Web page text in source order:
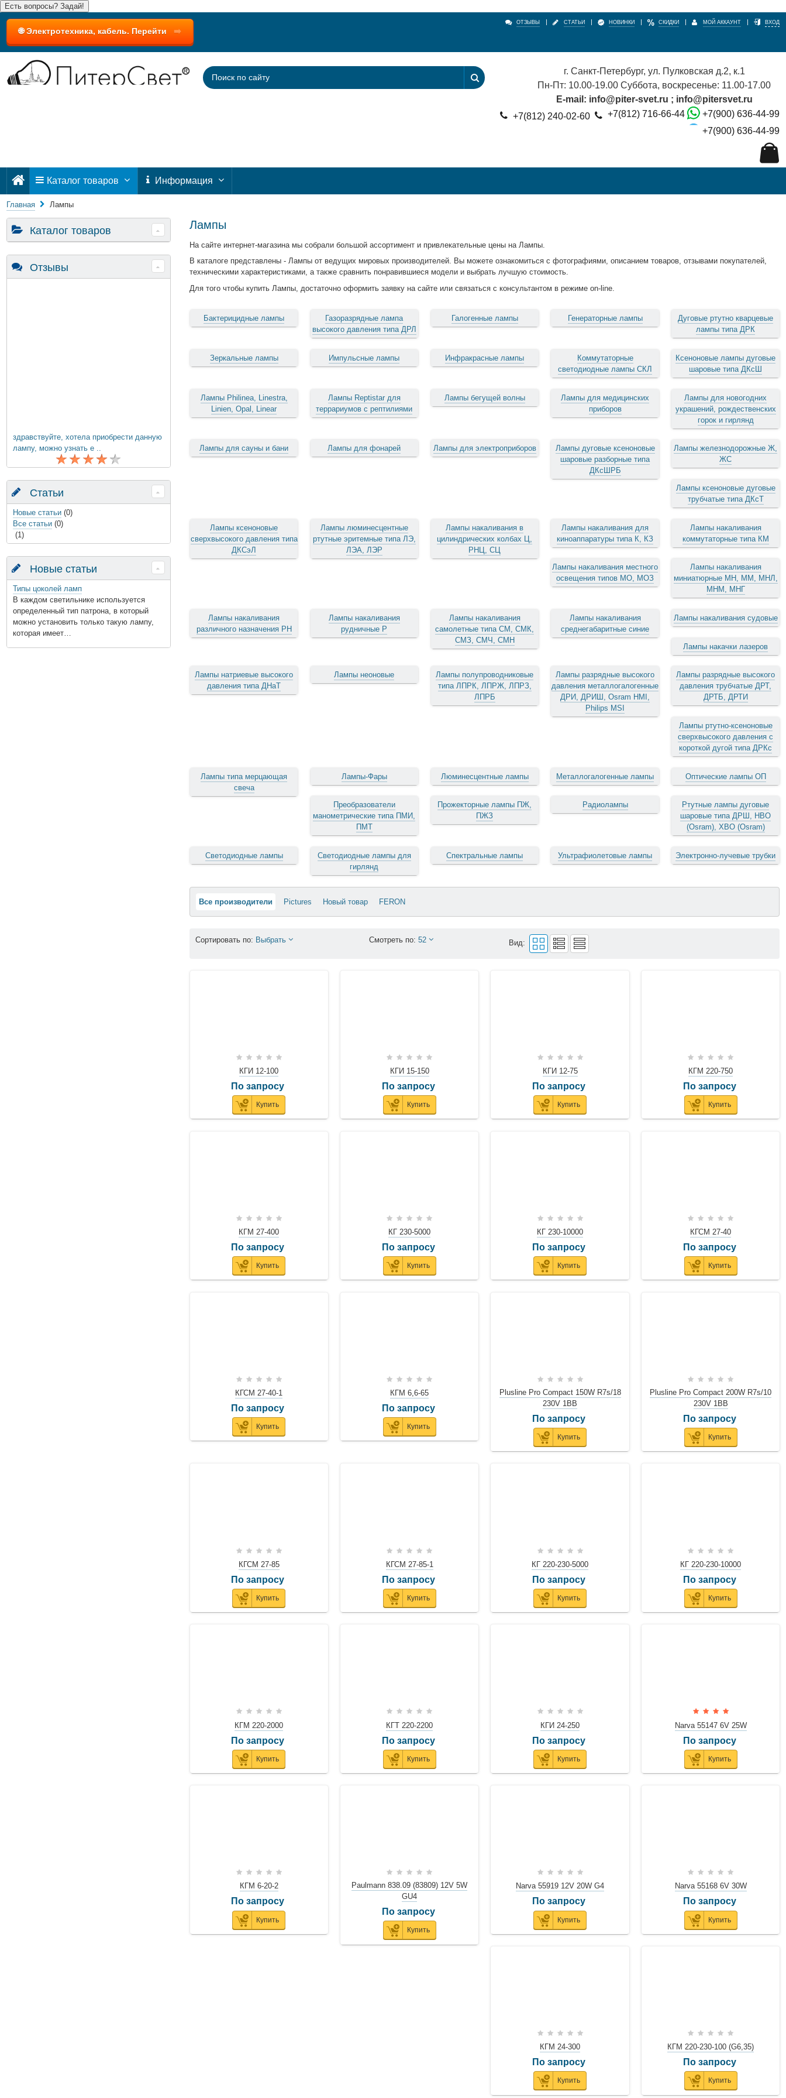
Есть вопросы? Задай!
🌐 Электротехника, кабель. Перейти ➡️
ОТЗЫВЫ СТАТЬИ НОВИНКИ СКИДКИ МОЙ АККАУНТ ВХОД
г. Санкт-Петербург, ул. Пулковская д.2, к.1
Пн-Пт: 10.00-19.00 Суббота, воскресенье: 11.00-17.00
E-mail: info@piter-svet.ru ; info@pitersvet.ru
+7(812) 240-02-60
+7(812) 716-66-44
+7(900) 636-44-99
+7(900) 636-44-99
Каталог товаров Информация
Главная Лампы
Лампы
На сайте интернет-магазина мы собрали большой ассортимент и привлекательные цены на Лампы.
В каталоге представлены - Лампы от ведущих мировых производителей. Вы можете ознакомиться с фотографиями, описанием товаров, отзывами покупателей,
техническими характеристиками, а также сравнить понравившиеся модели и выбрать лучшую стоимость.
Для того чтобы купить Лампы, достаточно оформить заявку на сайте или связаться с консультантом в режиме on-line.
Бактерицидные лампы
Газоразрядные лампа
высокого давления типа ДРЛ
Галогенные лампы Генераторные лампы
Дуговые ртутно кварцевые
лампы типа ДРК
Зеркальные лампы Импульсные лампы Инфракрасные лампы
Коммутаторные
светодиодные лампы СКЛ
Ксеноновые лампы дуговые
шаровые типа ДКсШ
Лампы Philinea, Linestra,
Linien, Opal, Linear
Лампы Reptistar для
террариумов с рептилиями
Лампы бегущей волны
Лампы для медицинских
приборов
Лампы для новогодних
украшений, рождественских
горок и гирлянд
Лампы для сауны и бани Лампы для фонарей Лампы для электроприборов
Лампы дуговые ксеноновые
шаровые разборные типа
ДКсШРБ
Лампы железнодорожные Ж,
ЖС
Лампы ксеноновые дуговые
трубчатые типа ДКсТ
Лампы ксеноновые
сверхвысокого давления типа
ДКСэЛ
Лампы люминесцентные
ртутные эритемные типа ЛЭ,
ЛЭА, ЛЭР
Лампы накаливания в
цилиндрических колбах Ц,
РНЦ, СЦ
Лампы накаливания для
киноаппаратуры типа К, КЗ
Лампы накаливания
коммутаторные типа КМ
Лампы накаливания местного
освещения типов МО, МОЗ
Лампы накаливания
миниатюрные МН, ММ, МНЛ,
МНМ, МНГ
Лампы накаливания
различного назначения РН
Лампы накаливания
рудничные Р
Лампы накаливания
самолетные типа СМ, СМК,
СМЗ, СМЧ, СМН
Лампы накаливания
среднегабаритные синие
Лампы накаливания судовые
Лампы накачки лазеров
Лампы натриевые высокого
давления типа ДНаТ
Лампы неоновые
Лампы полупроводниковые
типа ЛПРК, ЛПРЖ, ЛПРЗ,
ЛПРБ
Лампы разрядные высокого
давления металлогалогенные
ДРИ, ДРИШ, Osram HMI,
Philips MSI
Лампы разрядные высокого
давления трубчатые ДРТ,
ДРТБ, ДРТИ
Лампы ртутно-ксеноновые
сверхвысокого давления с
короткой дугой типа ДРКс
Лампы типа мерцающая
свеча
Лампы-Фары Люминесцентные лампы Металлогалогенные лампы Оптические лампы ОП
Преобразователи
манометрические типа ПМИ,
ПМТ
Прожекторные лампы ПЖ,
ПЖЗ
Радиолампы
Ртутные лампы дуговые
шаровые типа ДРШ, HBO
(Osram), XBO (Osram)
Светодиодные лампы
Светодиодные лампы для
гирлянд
Спектральные лампы Ультрафиолетовые лампы Электронно-лучевые трубки
Все производители Pictures Новый товар FERON
Сортировать по: Выбрать Смотреть по: 52 Вид:
КГИ 12-100
По запросу
Купить
КГИ 15-150
По запросу
Купить
КГИ 12-75
По запросу
Купить
КГМ 220-750
По запросу
Купить
КГМ 27-400
По запросу
Купить
КГ 230-5000
По запросу
Купить
КГ 230-10000
По запросу
Купить
КГСМ 27-40
По запросу
Купить
КГСМ 27-40-1
По запросу
Купить
КГМ 6,6-65
По запросу
Купить
Plusline Pro Compact 150W R7s/18
230V 1BB
По запросу
Купить
Plusline Pro Compact 200W R7s/10
230V 1BB
По запросу
Купить
КГСМ 27-85
По запросу
Купить
КГСМ 27-85-1
По запросу
Купить
КГ 220-230-5000
По запросу
Купить
КГ 220-230-10000
По запросу
Купить
КГМ 220-2000
По запросу
Купить
КГТ 220-2200
По запросу
Купить
КГИ 24-250
По запросу
Купить
Narva 55147 6V 25W
По запросу
Купить
КГМ 6-20-2
По запросу
Купить
Paulmann 838.09 (83809) 12V 5W
GU4
По запросу
Купить
Narva 55919 12V 20W G4
По запросу
Купить
Narva 55168 6V 30W
По запросу
Купить
КГМ 24-300
По запросу
Купить
КГМ 220-230-100 (G6,35)
По запросу
Купить
Каталог товаров
Отзывы
здравствуйте, хотела приобрести данную
лампу, можно узнать е ..
Статьи
Новые статьи(0)
Все статьи(0)
(1)
Новые статьи
Типы цоколей ламп
В каждом светильнике используется
определенный тип патрона, в который
можно установить только такую лампу,
которая имеет…